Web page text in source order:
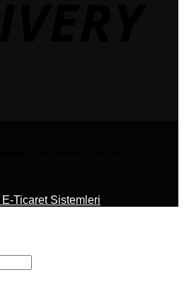
E-Ticaret Sistemleri